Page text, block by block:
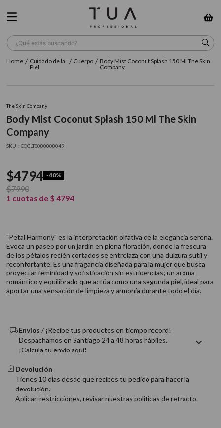
¿Qué estás buscando?
Cuidado de la
Piel
Cuerpo
Body Mist Coconut Splash 150 Ml The Skin
Company
The Skin Company
Body Mist Coconut Splash 150 Ml The Skin
Company
: COCLT0000000049
$4794 -40%
$7990
1 cuotas de $ 4794
"Petal Harmony" es la interpretación olfativa de la elegancia serena.
Evoca un paseo por un jardín en plena floración, donde la frescura
de los pétalos recién cortados se entrelaza con una dulzura sutil y
reconfortante. Es una fragancia diseñada para la mujer que busca
proyectar feminidad y sofisticación sin estridencias; un aroma
romántico y equilibrado que actúa como una segunda piel, ideal para
aportar una sensación de limpieza y armonía durante todo el día.
Envíos / ¡Recibe tus productos en tiempo record!
Despachamos en Santiago 24 a 48 horas hábiles.
¡Calcula tu envío aquí!
Devolución
Tienes 10 días desde que recibes tu pedido para hacer la
devolución.
Aplican restricciones, revisar nuestras politicas de retracto.
TÉRMINOS MÁS BUSCADOS
2. sow
3. farmavita
shampoo
6. gama
7.
10. protector térmico